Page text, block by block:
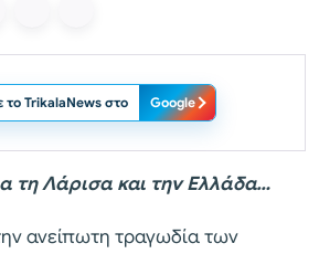
το TrikalaNews στο Google
τη Λάρισα και την Ελλάδα…
ανείπωτη τραγωδία των